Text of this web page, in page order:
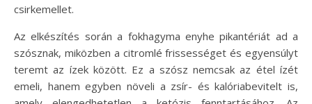
csirkemellet.
Az elkészítés során a fokhagyma enyhe pikantériát ad a
szósznak, miközben a citromlé frissességet és egyensúlyt
teremt az ízek között. Ez a szósz nemcsak az étel ízét
emeli, hanem egyben növeli a zsír- és kalóriabevitelt is,